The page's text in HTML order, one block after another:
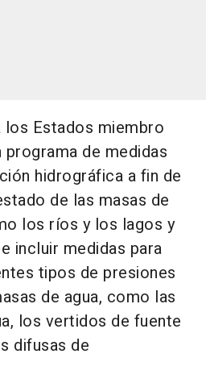
Estados miembro
de medidas
hidrográfica a fin de
de las masas de
los ríos y los lagos y
incluir medidas para
tipos de presiones
de agua, como las
los vertidos de fuente
difusas de